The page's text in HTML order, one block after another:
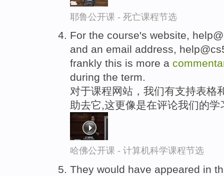
耶鲁公开课 - 死亡课程节选
For the course's website,
and an email address,
frankly this is more a
during the term.
对于课程网站，我们有支持表格
助去它,这更像是在评论我们的
哈佛公开课 - 计算机科学课程节选
They would have appeared in